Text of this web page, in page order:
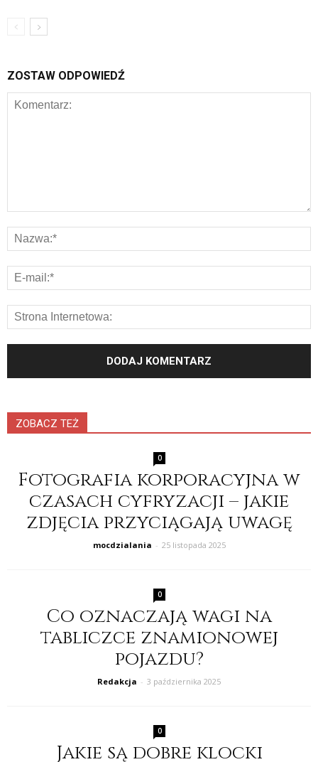
ZOSTAW ODPOWIEDŹ
ZOBACZ TEŻ
0
Fotografia korporacyjna w
czasach cyfryzacji – jakie
zdjęcia przyciągają uwagę
mocdzialania - 25 listopada 2025
0
Co oznaczają wagi na
tabliczce znamionowej
pojazdu?
Redakcja - 3 października 2025
0
Jakie są dobre klocki